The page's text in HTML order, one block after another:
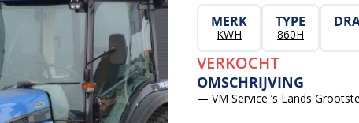
MERK
KWH
TYPE
860H
VERKOCHT
OMSCHRIJVING
— VM Service ’s Lands